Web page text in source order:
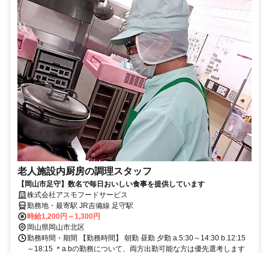
老人施設内厨房の調理スタッフ
【岡山市足守】数名で毎日おいしい食事を提供しています
株式会社アスモフードサービス
勤務地・最寄駅 JR吉備線 足守駅
時給1,200円～1,300円
岡山県岡山市北区
勤務時間・期間 【勤務時間】 朝勤 昼勤 夕勤 a.5:30～14:30 b.12:15
～18:15 ＊a.bの勤務について、両方出勤可能な方は優先選考します